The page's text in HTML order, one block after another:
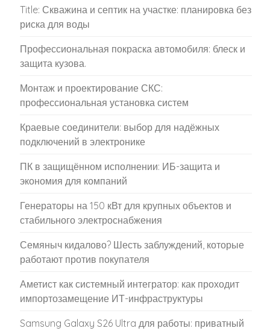
Title: Скважина и септик на участке: планировка без
риска для воды
Профессиональная покраска автомобиля: блеск и
защита кузова.
Монтаж и проектирование СКС:
профессиональная установка систем
Краевые соединители: выбор для надёжных
подключений в электронике
ПК в защищённом исполнении: ИБ-защита и
экономия для компаний
Генераторы на 150 кВт для крупных объектов и
стабильного электроснабжения
Семяныч кидалово? Шесть заблуждений, которые
работают против покупателя
Аметист как системный интегратор: как проходит
импортозамещение ИТ-инфраструктуры
Samsung Galaxy S26 Ultra для работы: приватный